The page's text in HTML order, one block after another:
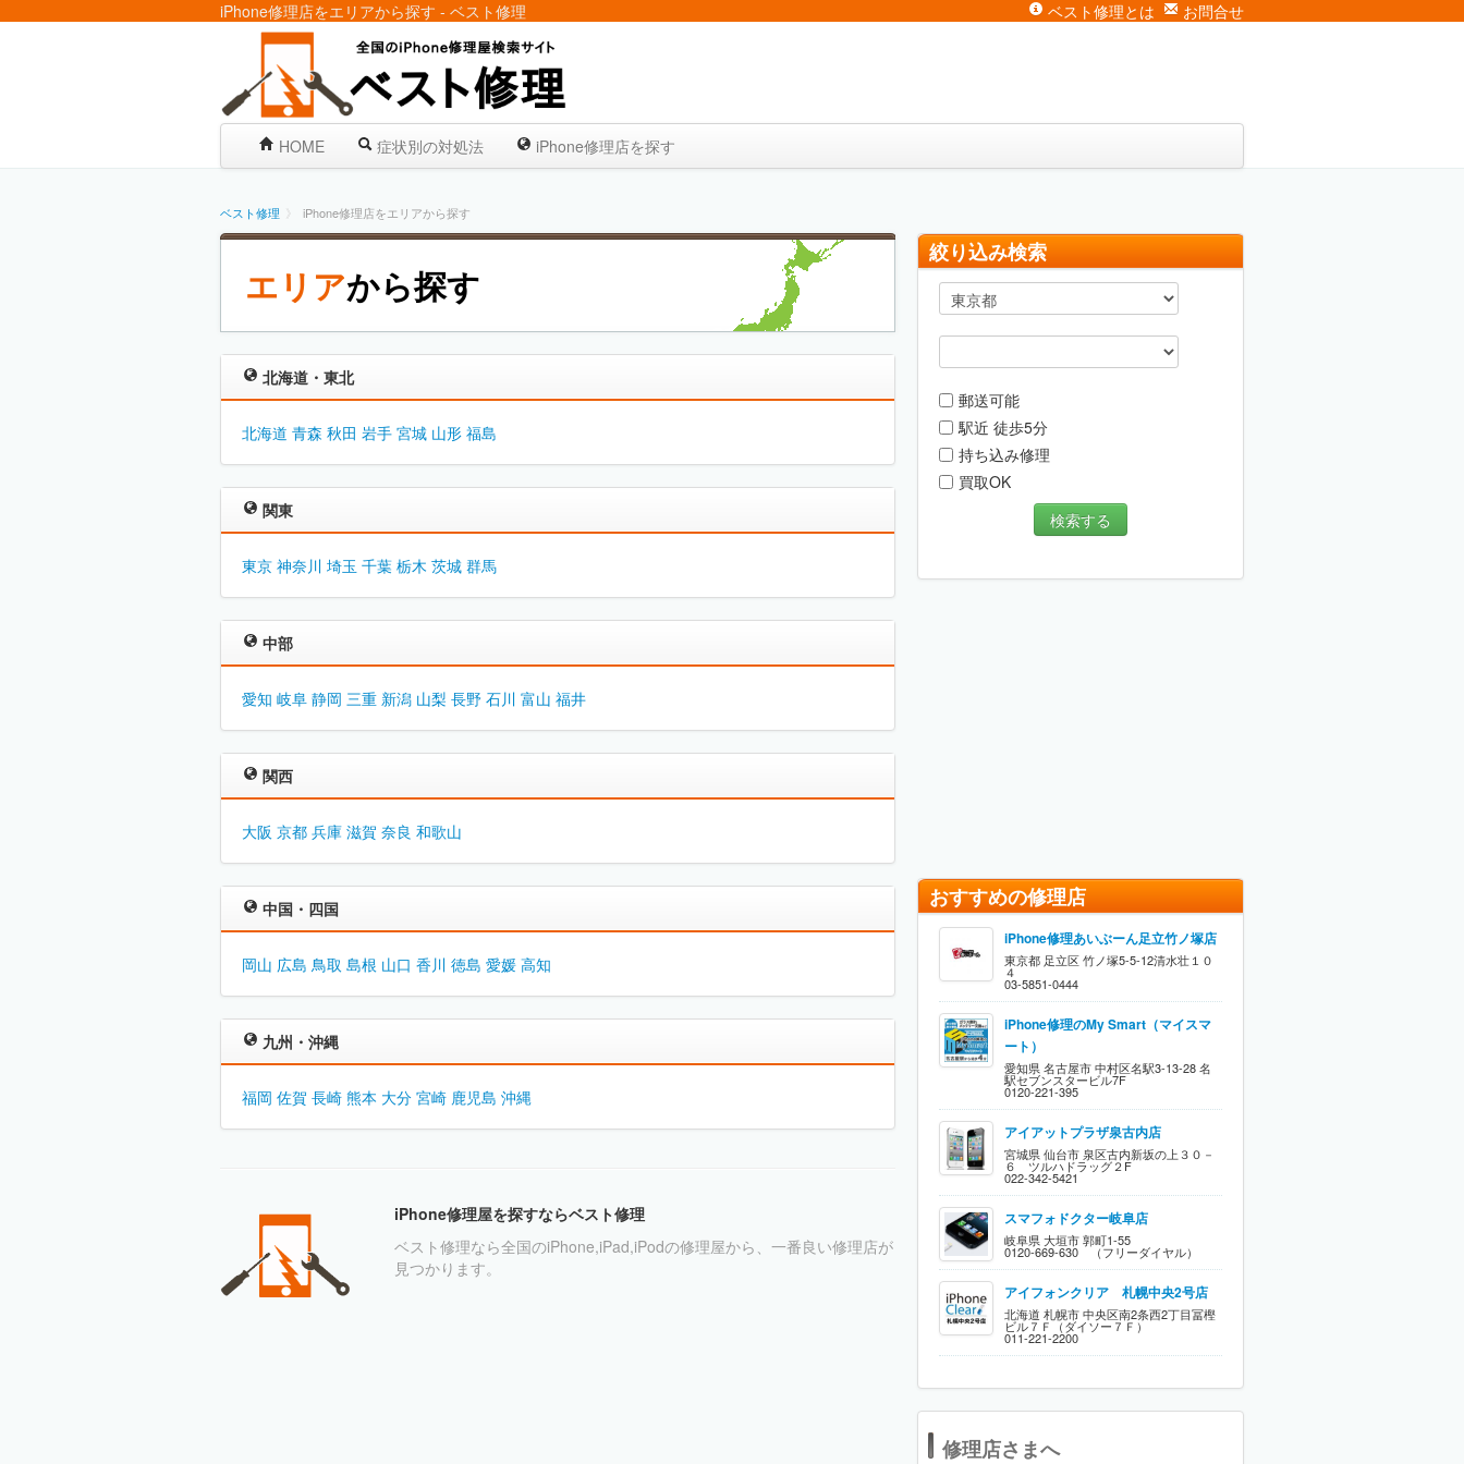
iPhone修理店をエリアから探す - ベスト修理 ベスト修理とは お問合せ
HOME 症状別の対処法 iPhone修理店を探す
ベスト修理 iPhone修理店をエリアから探す
エリアから探す
北海道・東北
北海道 青森 秋田 岩手 宮城 山形 福島
関東
東京 神奈川 埼玉 千葉 栃木 茨城 群馬
中部
愛知 岐阜 静岡 三重 新潟 山梨 長野 石川 富山 福井
関西
大阪 京都 兵庫 滋賀 奈良 和歌山
中国・四国
岡山 広島 鳥取 島根 山口 香川 徳島 愛媛 高知
九州・沖縄
福岡 佐賀 長崎 熊本 大分 宮崎 鹿児島 沖縄
iPhone修理屋を探すならベスト修理
ベスト修理なら全国のiPhone,iPad,iPodの修理屋から、一番良い修理店が
見つかります。
絞り込み検索
郵送可能
駅近 徒歩5分
持ち込み修理
買取OK
検索する
おすすめの修理店
iPhone修理あいぶーん足立竹ノ塚店
東京都 足立区 竹ノ塚5-5-12清水壮１０
４
03-5851-0444
iPhone修理のMy Smart（マイスマ
ート）
愛知県 名古屋市 中村区名駅3-13-28 名
駅セブンスタービル7F
0120-221-395
アイアットプラザ泉古内店
宮城県 仙台市 泉区古内新坂の上３０－
６ ツルハドラッグ２F
022-342-5421
スマフォドクター岐阜店
岐阜県 大垣市 郭町1-55
0120-669-630 （フリーダイヤル）
アイフォンクリア 札幌中央2号店
北海道 札幌市 中央区南2条西2丁目冨樫
ビル７Ｆ（ダイソー７Ｆ）
011-221-2200
修理店さまへ